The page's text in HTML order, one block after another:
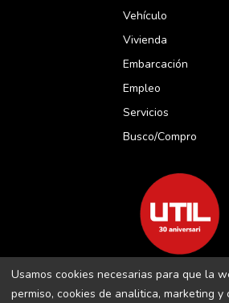
Usamos cookies necesarias para que la
permiso, cookies de analitica, marketing y
Vehículo
Vivienda
Embarcación
Empleo
Servicios
Busco/compro
REVISTA UTIL MENORCA S.L C/ BORJA